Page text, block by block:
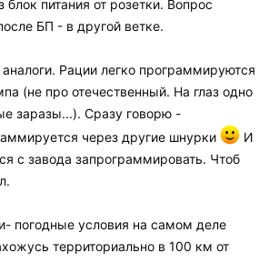
блок питания от розетки. Вопрос
БП - в другой ветке.
аналоги. Рации легко программируются
(не про отечественный. На глаз одно
заразы...). Сразу говорю -
через другие шнурки
И
с завода запрограммировать. Чтоб
погодные условия на самом деле
территориально в 100 км от